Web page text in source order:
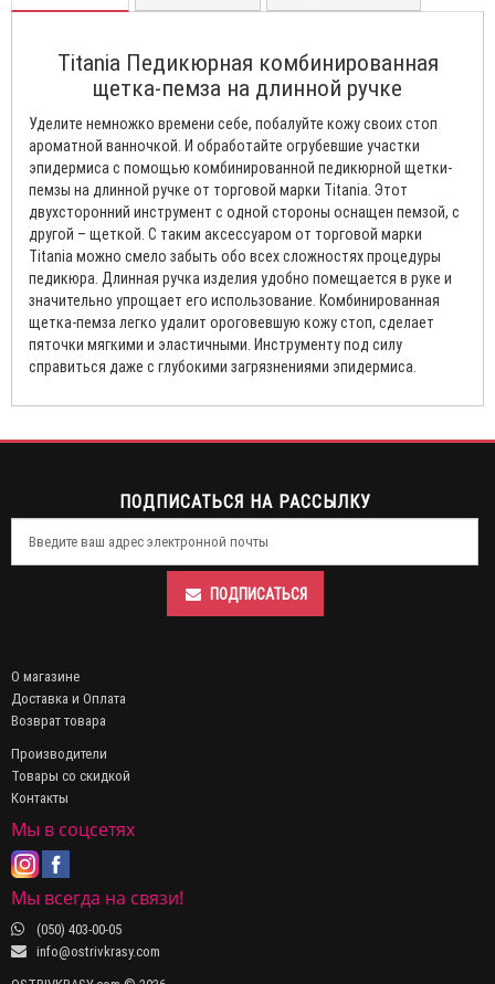
Titania Педикюрная комбинированная
щетка-пемза на длинной ручке
Уделите немножко времени себе, побалуйте кожу своих стоп
ароматной ванночкой. И обработайте огрубевшие участки
эпидермиса с помощью комбинированной педикюрной щетки-
пемзы на длинной ручке от торговой марки Titania. Этот
двухсторонний инструмент с одной стороны оснащен пемзой, с
другой – щеткой. С таким аксессуаром от торговой марки
Titania можно смело забыть обо всех сложностях процедуры
педикюра. Длинная ручка изделия удобно помещается в руке и
значительно упрощает его использование. Комбинированная
щетка-пемза легко удалит ороговевшую кожу стоп, сделает
пяточки мягкими и эластичными. Инструменту под силу
справиться даже с глубокими загрязнениями эпидермиса.
ПОДПИСАТЬСЯ НА РАССЫЛКУ
ПОДПИСАТЬСЯ
О магазине
Доставка и Оплата
Возврат товара
Производители
Товары со скидкой
Контакты
Мы в соцсетях
Мы всегда на связи!
(050) 403-00-05
info@ostrivkrasy.com